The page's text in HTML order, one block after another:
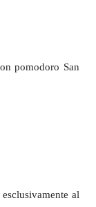
pomodoro San
al